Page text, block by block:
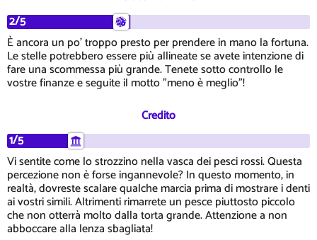
2/5
È ancora un po' troppo presto per prendere in mano la fortuna.
Le stelle potrebbero essere più allineate se avete intenzione di
fare una scommessa più grande. Tenete sotto controllo le
vostre finanze e seguite il motto "meno è meglio"!
Credito
1/5
Vi sentite come lo strozzino nella vasca dei pesci rossi. Questa
percezione non è forse ingannevole? In questo momento, in
realtà, dovreste scalare qualche marcia prima di mostrare i denti
ai vostri simili. Altrimenti rimarrete un pesce piuttosto piccolo
che non otterrà molto dalla torta grande. Attenzione a non
abboccare alla lenza sbagliata!